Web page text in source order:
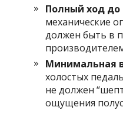
Полный ход до
механические
должен быть в
Минимальная
холостых
не должен
ощущения